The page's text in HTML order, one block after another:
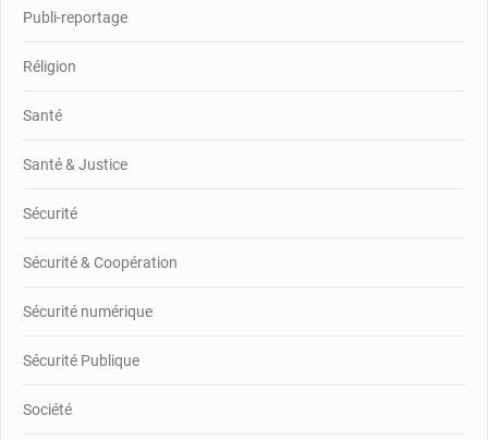
Publi-reportage
Réligion
Santé
Santé & Justice
Sécurité
Sécurité & Coopération
Sécurité numérique
Sécurité Publique
Société